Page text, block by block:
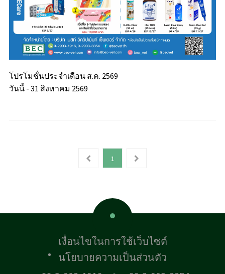
โปรโมชั่นประจำเดือน ส.ค. 2569
วันนี้ - 31 สิงหาคม 2569
1
เงื่อนไขในการใช้เว็บไซต์
นโยบายความเป็นส่วนตัว